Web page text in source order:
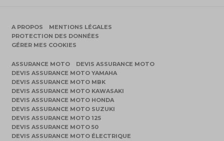
A PROPOS
MENTIONS LÉGALES
PROTECTION DES DONNÉES
GÉRER MES COOKIES
ASSURANCE MOTO
DEVIS ASSURANCE MOTO
DEVIS ASSURANCE MOTO YAMAHA
DEVIS ASSURANCE MOTO MBK
DEVIS ASSURANCE MOTO KAWASAKI
DEVIS ASSURANCE MOTO HONDA
DEVIS ASSURANCE MOTO SUZUKI
DEVIS ASSURANCE MOTO 125
DEVIS ASSURANCE MOTO 50
DEVIS ASSURANCE MOTO ÉLECTRIQUE